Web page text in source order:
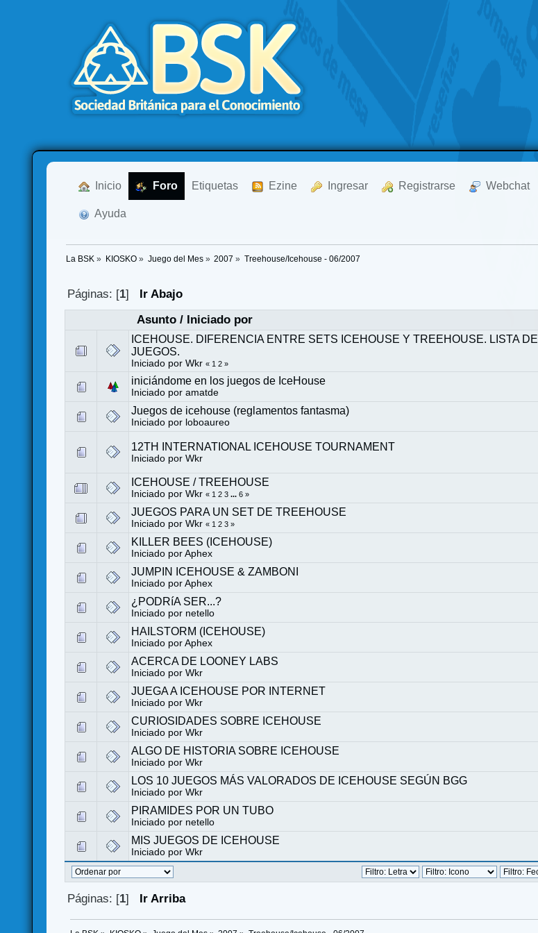
Inicio Foro Etiquetas Ezine Ingresar Registrarse Webchat
Ayuda
La BSK » KIOSKO» Juego del Mes» 2007 » Treehouse/Icehouse - 06/2007
Páginas: [1]
Ir Abajo
Asunto/ Iniciado por
ICEHOUSE. DIFERENCIA ENTRE SETS ICEHOUSE Y TREEHOUSE. LISTA DE
JUEGOS.
Iniciado porWkr « 1 2 »
iniciándome en los juegos de IceHouse
Iniciado poramatde
Juegos de icehouse (reglamentos fantasma)
Iniciado por loboaureo
12TH INTERNATIONAL ICEHOUSE TOURNAMENT
Iniciado porWkr
ICEHOUSE / TREEHOUSE
Iniciado porWkr « 1 2 3 ...6 »
JUEGOS PARA UN SET DE TREEHOUSE
Iniciado porWkr « 1 2 3 »
KILLER BEES (ICEHOUSE)
Iniciado porAphex
JUMPIN ICEHOUSE & ZAMBONI
Iniciado porAphex
¿PODRíA SER...?
Iniciado por netello
HAILSTORM (ICEHOUSE)
Iniciado porAphex
ACERCA DE LOONEY LABS
Iniciado porWkr
JUEGA A ICEHOUSE POR INTERNET
Iniciado porWkr
CURIOSIDADES SOBRE ICEHOUSE
Iniciado porWkr
ALGO DE HISTORIA SOBRE ICEHOUSE
Iniciado porWkr
LOS 10 JUEGOS MÁS VALORADOS DE ICEHOUSE SEGÚN BGG
Iniciado porWkr
PIRAMIDES POR UN TUBO
Iniciado por netello
MIS JUEGOS DE ICEHOUSE
Iniciado porWkr
Páginas: [1] Ir Arriba